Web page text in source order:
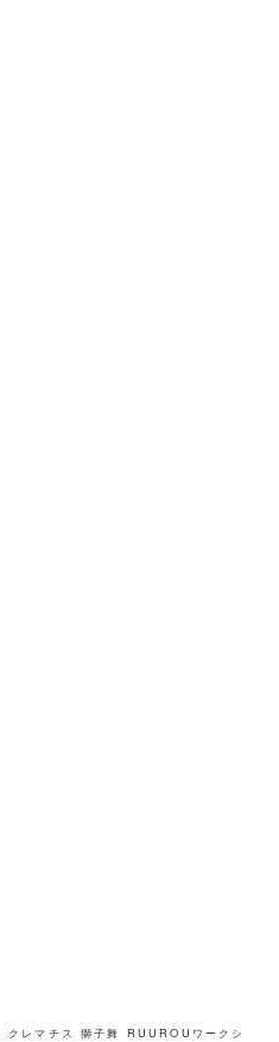
クレマチス 獅子舞 RUUROUワークシ